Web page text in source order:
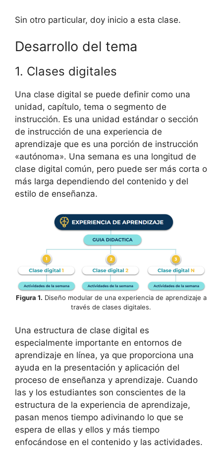
Sin otro particular, doy inicio a esta clase.
Desarrollo del tema
1. Clases digitales
Una clase digital se puede definir como una
unidad, capítulo, tema o segmento de
instrucción. Es una unidad estándar o sección
de instrucción de una experiencia de
aprendizaje que es una porción de instrucción
«autónoma». Una semana es una longitud de
clase digital común, pero puede ser más corta o
más larga dependiendo del contenido y del
estilo de enseñanza.
Figura 1. Diseño modular de una experiencia de aprendizaje a
través de clases digitales.
Una estructura de clase digital es
especialmente importante en entornos de
aprendizaje en línea, ya que proporciona una
ayuda en la presentación y aplicación del
proceso de enseñanza y aprendizaje. Cuando
las y los estudiantes son conscientes de la
estructura de la experiencia de aprendizaje,
pasan menos tiempo adivinando lo que se
espera de ellas y ellos y más tiempo
enfocándose en el contenido y las actividades.